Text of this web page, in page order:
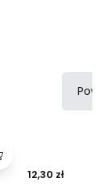
12,30 zł